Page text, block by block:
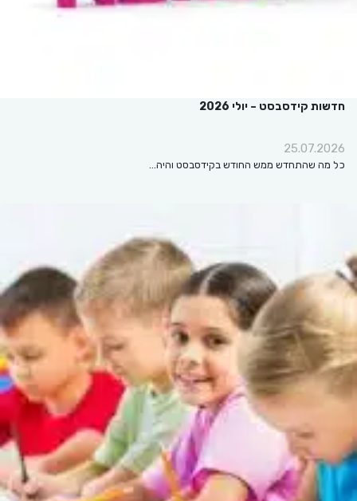
חדשות קידסבסט – יולי 2026
25.07.2026
כל מה שהתחדש ממש החודש בקידסבסט והיה…